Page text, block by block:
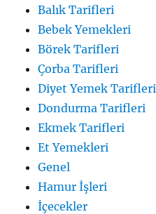
Balık Tarifleri
Bebek Yemekleri
Börek Tarifleri
Çorba Tarifleri
Diyet Yemek Tarifleri
Dondurma Tarifleri
Ekmek Tarifleri
Et Yemekleri
Genel
Hamur İşleri
İçecekler